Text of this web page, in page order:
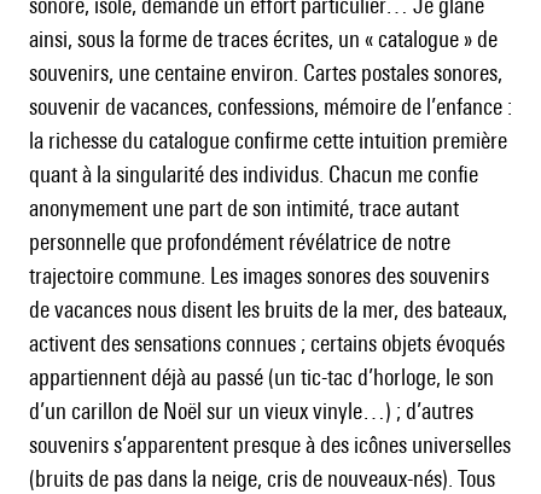
ainsi, sous la forme de traces écrites, un « catalogue » de
souvenirs, une centaine environ. Cartes postales sonores,
souvenir de vacances, confessions, mémoire de l’enfance :
la richesse du catalogue confirme cette intuition première
quant à la singularité des individus. Chacun me confie
anonymement une part de son intimité, trace autant
personnelle que profondément révélatrice de notre
trajectoire commune. Les images sonores des souvenirs
de vacances nous disent les bruits de la mer, des bateaux,
activent des sensations connues ; certains objets évoqués
appartiennent déjà au passé (un tic-tac d’horloge, le son
d’un carillon de Noël sur un vieux vinyle…) ; d’autres
souvenirs s’apparentent presque à des icônes universelles
(bruits de pas dans la neige, cris de nouveaux-nés). Tous